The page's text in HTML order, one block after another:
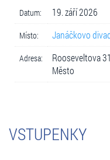
Datum: 19. září 2026
Místo: Janáčkovo
Adresa:
Rooseveltova
Město
VSTUPENKY